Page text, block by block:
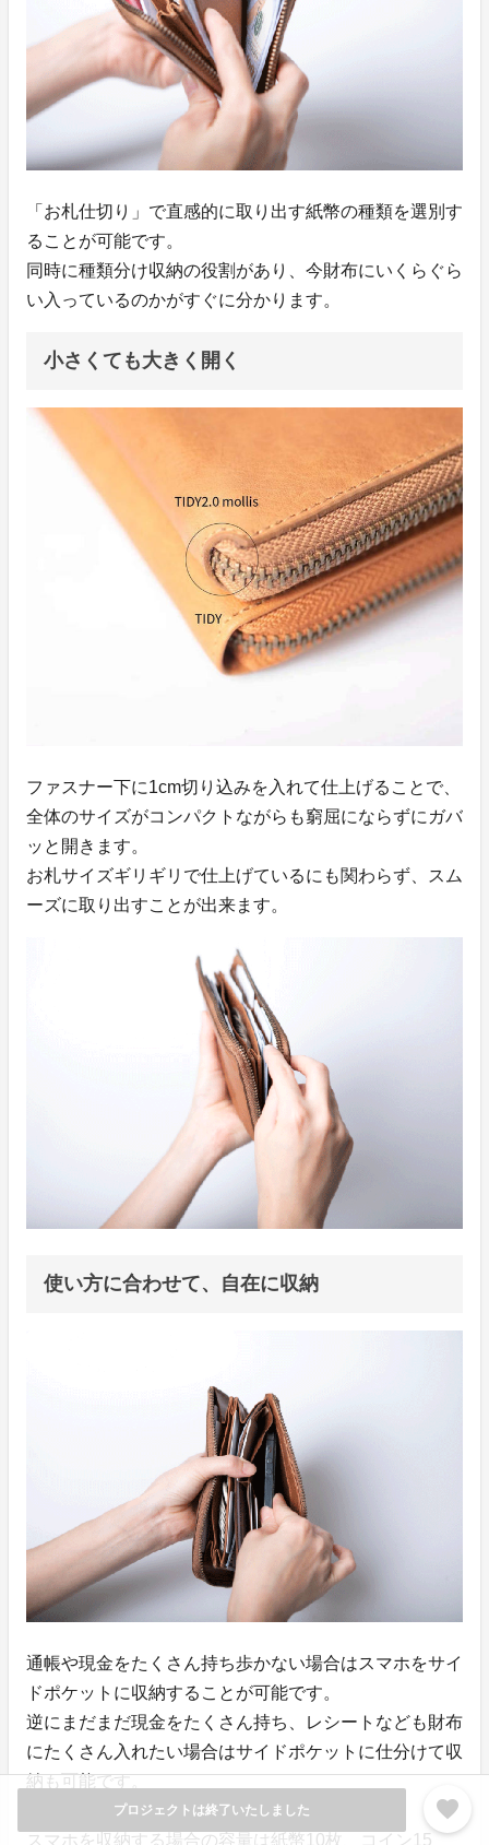
プロジェクトは終了いたしました favorite
「お札仕切り」で直感的に取り出す紙幣の種類を選別す
ることが可能です。
同時に種類分け収納の役割があり、今財布にいくらぐら
い入っているのかがすぐに分かります。
小さくても大きく開く
ファスナー下に1cm切り込みを入れて仕上げることで、
全体のサイズがコンパクトながらも窮屈にならずにガバ
ッと開きます。
お札サイズギリギリで仕上げているにも関わらず、スム
ーズに取り出すことが出来ます。
使い方に合わせて、自在に収納
通帳や現金をたくさん持ち歩かない場合はスマホをサイ
ドポケットに収納することが可能です。
逆にまだまだ現金をたくさん持ち、レシートなども財布
にたくさん入れたい場合はサイドポケットに仕分けて収
納も可能です。
スマホを収納する場合の容量は紙幣10枚、コイン15